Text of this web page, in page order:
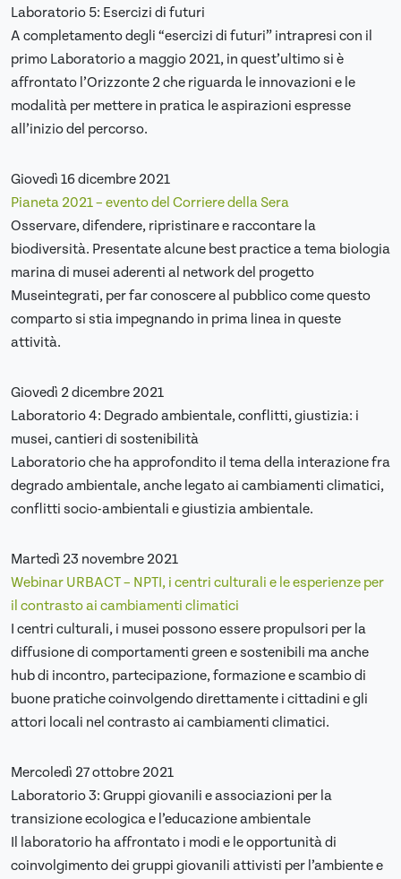
Laboratorio 5: Esercizi di futuri
A completamento degli “esercizi di futuri” intrapresi con il
primo Laboratorio a maggio 2021, in quest’ultimo si è
affrontato l’Orizzonte 2 che riguarda le innovazioni e le
modalità per mettere in pratica le aspirazioni espresse
all’inizio del percorso.
Giovedì 16 dicembre 2021
Pianeta 2021 – evento del Corriere della Sera
Osservare, difendere, ripristinare e raccontare la
biodiversità. Presentate alcune best practice a tema biologia
marina di musei aderenti al network del progetto
Museintegrati, per far conoscere al pubblico come questo
comparto si stia impegnando in prima linea in queste
attività.
Giovedì 2 dicembre 2021
Laboratorio 4: Degrado ambientale, conflitti, giustizia: i
musei, cantieri di sostenibilità
Laboratorio che ha approfondito il tema della interazione fra
degrado ambientale, anche legato ai cambiamenti climatici,
conflitti socio-ambientali e giustizia ambientale.
Martedì 23 novembre 2021
Webinar URBACT – NPTI, i centri culturali e le esperienze per
il contrasto ai cambiamenti climatici
I centri culturali, i musei possono essere propulsori per la
diffusione di comportamenti green e sostenibili ma anche
hub di incontro, partecipazione, formazione e scambio di
buone pratiche coinvolgendo direttamente i cittadini e gli
attori locali nel contrasto ai cambiamenti climatici.
Mercoledì 27 ottobre 2021
Laboratorio 3: Gruppi giovanili e associazioni per la
transizione ecologica e l’educazione ambientale
Il laboratorio ha affrontato i modi e le opportunità di
coinvolgimento dei gruppi giovanili attivisti per l’ambiente e